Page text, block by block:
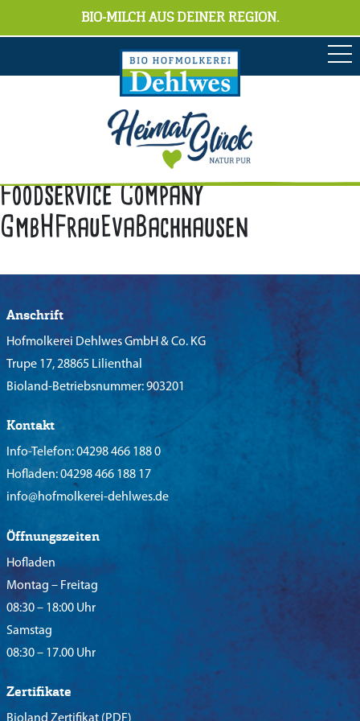
BIO-MILCH AUS DEINER REGION.
Foodservice Company
GmbHFrauEvaBachhausen
Anschrift
Hofmolkerei Dehlwes GmbH & Co. KG
Trupe 17, 28865 Lilienthal
Bioland-Betriebsnummer: 903201
Kontakt
Info-Telefon:04298 466 188 0
Hofladen:04298 466 188 17
info@hofmolkerei-dehlwes.de
Öffnungszeiten
Hofladen
Montag – Freitag
08:30 – 18:00 Uhr
Samstag
08:30 – 17.00 Uhr
Zertifikate